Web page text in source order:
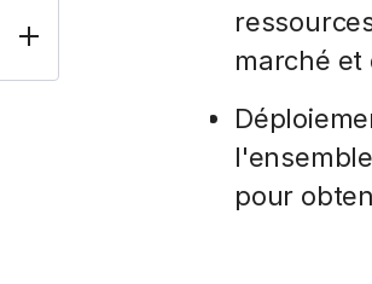
marché et
pour